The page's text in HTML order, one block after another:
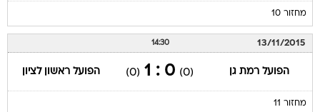
מחזור 10
13/11/2015
14:30
הפועל רמת גן (0)
0 : 1
(0) הפועל ראשון לציון
מחזור 11